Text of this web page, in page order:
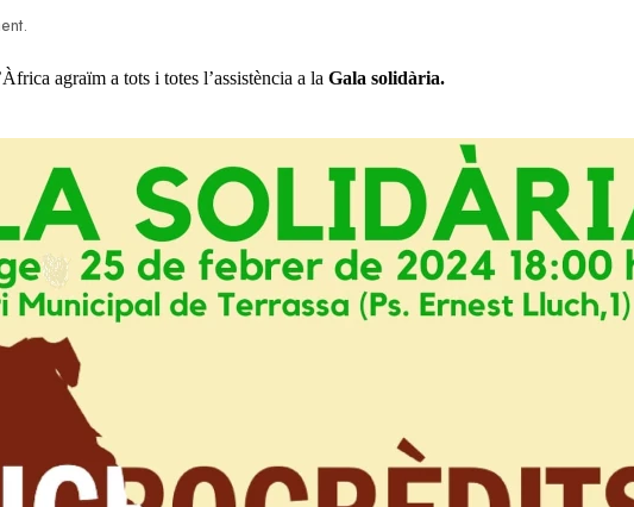
agraïm a tots i totes l’assistència a la Gala solidària.